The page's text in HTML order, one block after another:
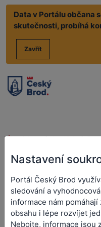
Data v Portálu občana
skutečnosti, probíhá
Zavřít
Životní situace CzechPoint
identifikace
Zprostředkovaná
žadatele, zjištění
žadatele a vystavení
Nastavení
Portál Český Brod
sledování a
informace nám
obsahu i lépe rozvíjet
Nebojte, informace jsou